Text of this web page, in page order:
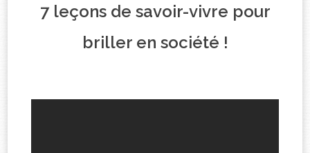
7 leçons de savoir-vivre pour
briller en société !